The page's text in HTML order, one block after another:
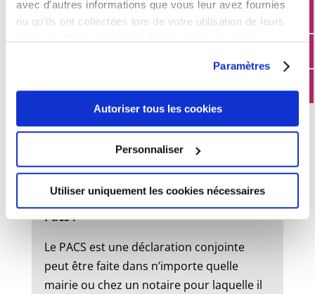
avec d'autres informations que vous leur avez fournies
ou qu'ils ont collectées lors de votre utilisation de leurs
Paramètres
Autoriser tous les cookies
Personnaliser
Utiliser uniquement les cookies nécessaires
État civil
Un dossier de mariage est à retirer en
mairie. Le mariage peut être célébré dans
la commune où l’un des futurs époux à
son domicile ou sa résidence.
Pacs :
Le PACS est une déclaration conjointe
peut être faite dans n’importe quelle
mairie ou chez un notaire pour laquelle il